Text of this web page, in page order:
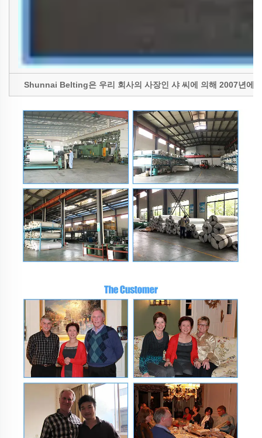
Shunnai Belting은 우리 회사의 사장인 샤 씨에 의해 2007년에